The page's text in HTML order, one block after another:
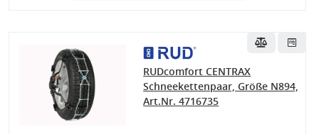
RUDcomfort CENTRAX
Schneekettenpaar, Größe N894,
Art.Nr. 4716735